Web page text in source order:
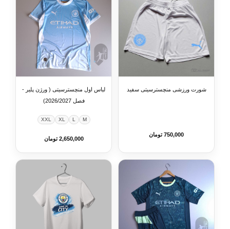
شورت ورزشی منچسترسیتی سفید
750,000 تومان
لباس اول منچسترسیتی ( ورژن پلیر -
فصل 2026/2027)
M
L
XL
XXL
2,650,000 تومان